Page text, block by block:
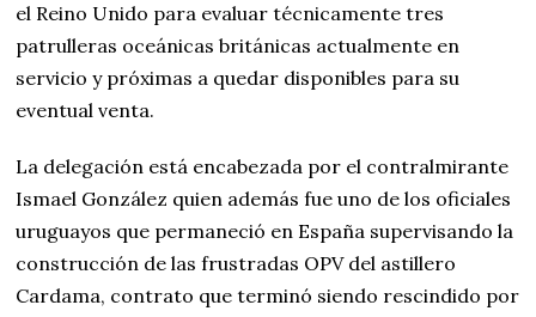
el Reino Unido para evaluar técnicamente tres
patrulleras oceánicas británicas actualmente en
servicio y próximas a quedar disponibles para su
eventual venta.
La delegación está encabezada por el contralmirante
Ismael González quien además fue uno de los oficiales
uruguayos que permaneció en España supervisando la
construcción de las frustradas OPV del astillero
Cardama, contrato que terminó siendo rescindido por